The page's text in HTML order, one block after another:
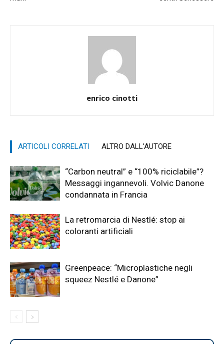
enrico cinotti
ARTICOLI CORRELATI ALTRO DALL'AUTORE
“Carbon neutral” e “100% riciclabile”?
Messaggi ingannevoli. Volvic Danone
condannata in Francia
La retromarcia di Nestlé: stop ai
coloranti artificiali
Greenpeace: “Microplastiche negli
squeez Nestlé e Danone”